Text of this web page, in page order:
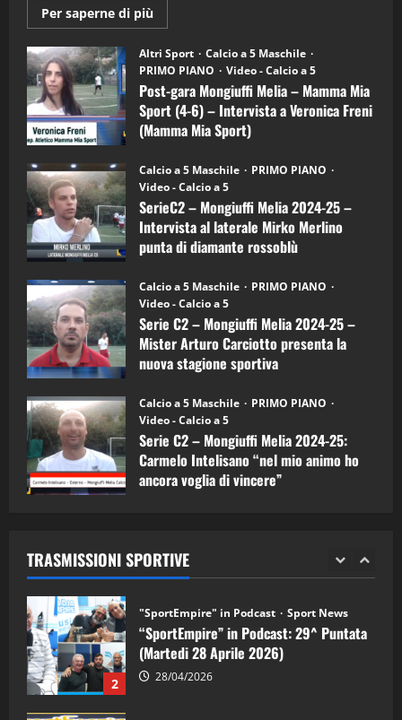
Per saperne di più
informazioni
Post-
gara
Mongiuffi
Melia
–
Mamma
Mia
Sport
6)
–
Intervista
a
mister
Arturo
Carciotto
(Mongiuffi
Altri Sport
Calcio a 5 Maschile
PRIMO PIANO
Video - Calcio a 5
Post-gara Mongiuffi Melia – Mamma Mia
Sport (4-6) – Intervista a Veronica Freni
(Mamma Mia Sport)
Calcio a 5 Maschile
PRIMO PIANO
Video - Calcio a 5
SerieC2 – Mongiuffi Melia 2024-25 –
Intervista al laterale Mirko Merlino
punta di diamante rossoblù
Calcio a 5 Maschile
PRIMO PIANO
Video - Calcio a 5
Serie C2 – Mongiuffi Melia 2024-25 –
Mister Arturo Carciotto presenta la
nuova stagione sportiva
Calcio a 5 Maschile
PRIMO PIANO
Video - Calcio a 5
Serie C2 – Mongiuffi Melia 2024-25:
Carmelo Intelisano “nel mio animo ho
ancora voglia di vincere”
TRASMISSIONI SPORTIVE
3
"SportEmpire" in Podcast
“SportEmpire” in Podcast: 28^ Puntata
(Martedi 21 Aprile 2026)
21/04/2026
4
“SportEmpire” in Podcast: 27^ Puntata
(Martedi 14 Aprile 2026)
15/04/2026
5
“SportEmpire” in Podcast: 26^ Puntata
(Martedi 07 Aprile 2026)
08/04/2026
1
“SportEmpire” in Podcast: 30^ Puntata
(Martedi 05 Maggio 2026)
08/05/2026
2 28/04/2026
3
"SportEmpire" in Podcast
“SportEmpire” in Podcast: 28^ Puntata
(Martedi 21 Aprile 2026)
21/04/2026